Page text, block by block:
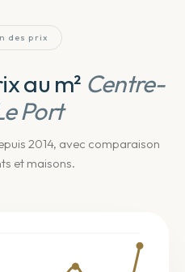
des prix
au m² Centre-
Port
2014, avec comparaison
et maisons.